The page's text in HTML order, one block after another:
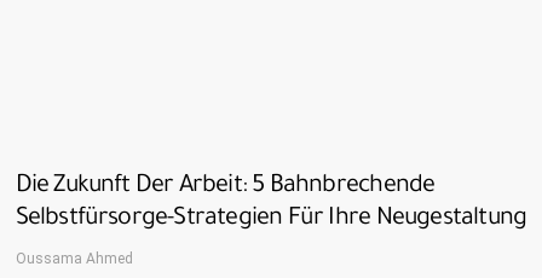
Die Zukunft Der Arbeit: 5 Bahnbrechende
Selbstfürsorge-Strategien Für Ihre Neugestaltung
Oussama Ahmed